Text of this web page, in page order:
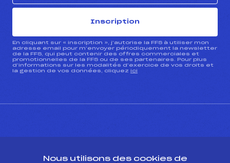
Inscription
En cliquant sur « inscription », j’autorise la FFS à utiliser mon
adresse email pour m’envoyer périodiquement la newsletter
de la FFS, qui peut contenir des offres commerciales et
promotionnelles de la FFS ou de ses partenaires. Pour plus
d’informations sur les modalités d’exercice de vos droits et
la gestion de vos données, cliquez ici
Nous utilisons des cookies de